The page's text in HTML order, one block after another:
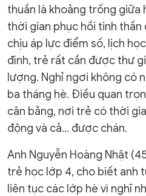
thuần là khoảng trống giữa
thời gian phục hồi tinh thần
chịu áp lực điểm số, lịch
đình, trẻ rất cần được thư
lượng. Nghỉ ngơi không có
ba tháng hè. Điều quan
cân bằng, nơi trẻ có thời
động và cả… được chán.
Anh Nguyễn Hoàng Nhật
trẻ học lớp 4, cho biết anh
liên tục các lớp hè vì nghĩ